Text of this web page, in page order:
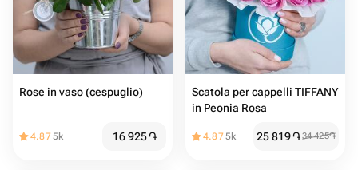
Rose in vaso (cespuglio)
4.875k 16 925֏
Scatola per cappelli TIFFANY
in Peonia Rosa
4.875k 25 819֏34 425֏